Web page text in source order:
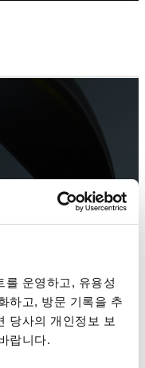
를 운영하고, 유용성
하고, 방문 기록을 추
당사의 개인정보 보
랍니다.